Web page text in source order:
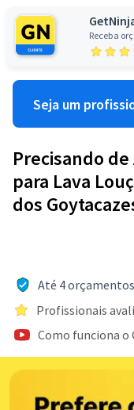
Receba
Seja um
Precisando
para Lava
dos
Até 4
Profissionais
Como funciona o